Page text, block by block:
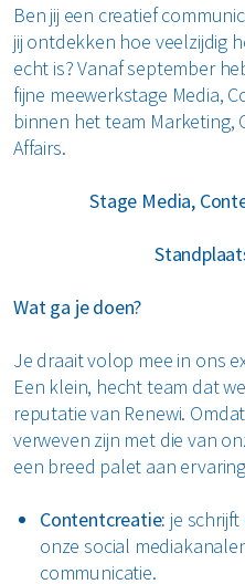
Ben jij een creatief
jij ontdekken hoe veelzijdig
echt is? Vanaf september
fijne meewerkstage Media,
binnen het team Marketing,
Affairs.
Stage Media,
Wat ga je doen?
Je draait volop mee in ons
Een klein, hecht team dat
reputatie van Renewi.
verweven zijn met die van
een breed palet aan
Contentcreatie: je
onze social
communicatie.